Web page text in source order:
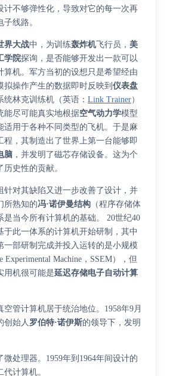
计不够弹性化，导致对它的每一次再
线路。
界大战中，为训练轰炸机飞行员， 美
学院探询，是否能够开发出一款可以
算机。军方当初的设想只是希望经由
拟操作产生的数据即时反映到 仪表盘
统林克训练机 （英语 ： Link Trainer）
能尽可能真实地根据空气动力学模型
适用于各种不同类型的飞机。于是麻
程，其制造出了世界上第一台能够即
脑 ，并发明了磁芯存储设备。这为个
史性的贡献。
针对其缺陷又进一步改善了设计，并
所熟知的冯·诺伊曼结构 （程序存储体
是当今所有计算机的基础。 20世纪40
于此一体系的计算机开始研制，其中
一部研制完成并投入运转的是小规模
Experimental Machine，SSEM），但
用机很可能是延迟存储电子自动计算
空管计算机居于统治地位。1958年9月
创始人 罗伯特·诺伊斯的领导下，发明
处理器。1959年到1964年间设计的
计算机。